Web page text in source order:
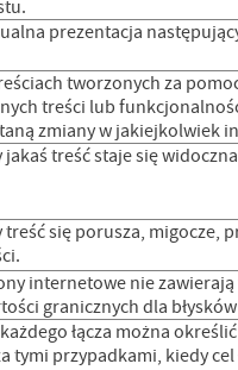
prezentacja
tworzonych za
treści lub
zmiany w jakiejkolwiek
jakaś treść staje się
treść się porusza, migocze,
internetowe nie zawierają
granicznych dla
łącza można
tymi przypadkami, kiedy